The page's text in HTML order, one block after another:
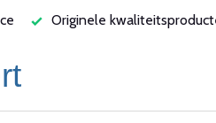
Originele